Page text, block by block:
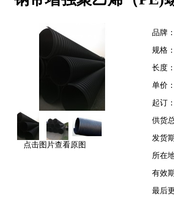
点击图片查看原图
品牌：
规格：
长度：
单价：
起订：
供货
发货
所在
有效
最后